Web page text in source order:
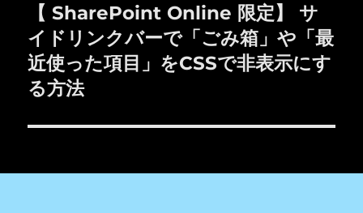
ー
シ
ョ
ン
の
投
稿:
【 SharePoint Online 限定】 サ
イドリンクバーで「ごみ箱」や「最
近使った項目」をCSSで非表示にす
る方法